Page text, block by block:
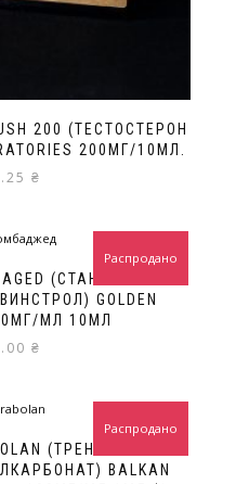
200 (ТЕСТОСТЕРОН
200МГ/10МЛ.
₴
(СТАНОЗОЛОЛ
GOLDEN
МЛ 10МЛ
₴
Распродано
(ТРЕНБОЛОН
BALKAN
Распродано